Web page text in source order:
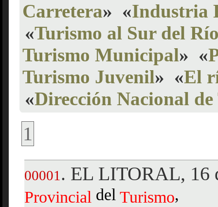
Carretera» «Industria
«Turismo al Sur del
Turismo Municipal» «
Turismo Juvenil» «El
«Dirección Nacional
1
00001 . EL LITORAL, 16
Provincial del Turismo,